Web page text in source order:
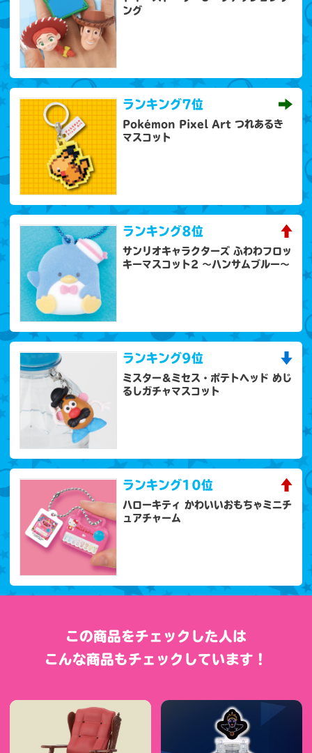
ング
ランキング7位
Pokémon Pixel Art つれあるき
マスコット
ランキング8位
サンリオキャラクターズ ふわわフロッ
キーマスコット2 ～ハンサムブルー～
ランキング9位
ミスター＆ミセス・ポテトヘッド めじ
るしガチャマスコット
ランキング10位
ハローキティ かわいいおもちゃミニチ
ュアチャーム
この商品をチェックした人は
こんな商品もチェックしています！